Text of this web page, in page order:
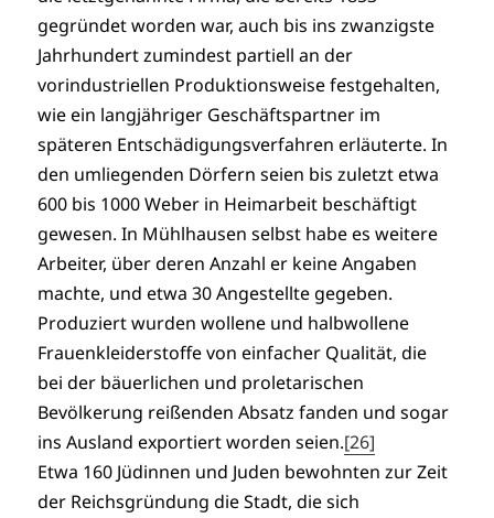
gegründet worden war, auch bis ins zwanzigste
Jahrhundert zumindest partiell an der
vorindustriellen Produktionsweise festgehalten,
wie ein langjähriger Geschäftspartner im
späteren Entschädigungsverfahren erläuterte. In
den umliegenden Dörfern seien bis zuletzt etwa
600 bis 1000 Weber in Heimarbeit beschäftigt
gewesen. In Mühlhausen selbst habe es weitere
Arbeiter, über deren Anzahl er keine Angaben
machte, und etwa 30 Angestellte gegeben.
Produziert wurden wollene und halbwollene
Frauenkleiderstoffe von einfacher Qualität, die
bei der bäuerlichen und proletarischen
Bevölkerung reißenden Absatz fanden und sogar
ins Ausland exportiert worden seien.[26]
Etwa 160 Jüdinnen und Juden bewohnten zur Zeit
der Reichsgründung die Stadt, die sich